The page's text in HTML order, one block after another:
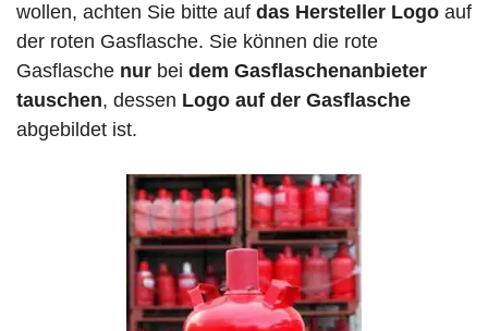
wollen, achten Sie bitte auf das Hersteller Logo auf
der roten Gasflasche. Sie können die rote
Gasflasche nur bei dem Gasflaschenanbieter
tauschen, dessen Logo auf der Gasflasche
abgebildet ist.